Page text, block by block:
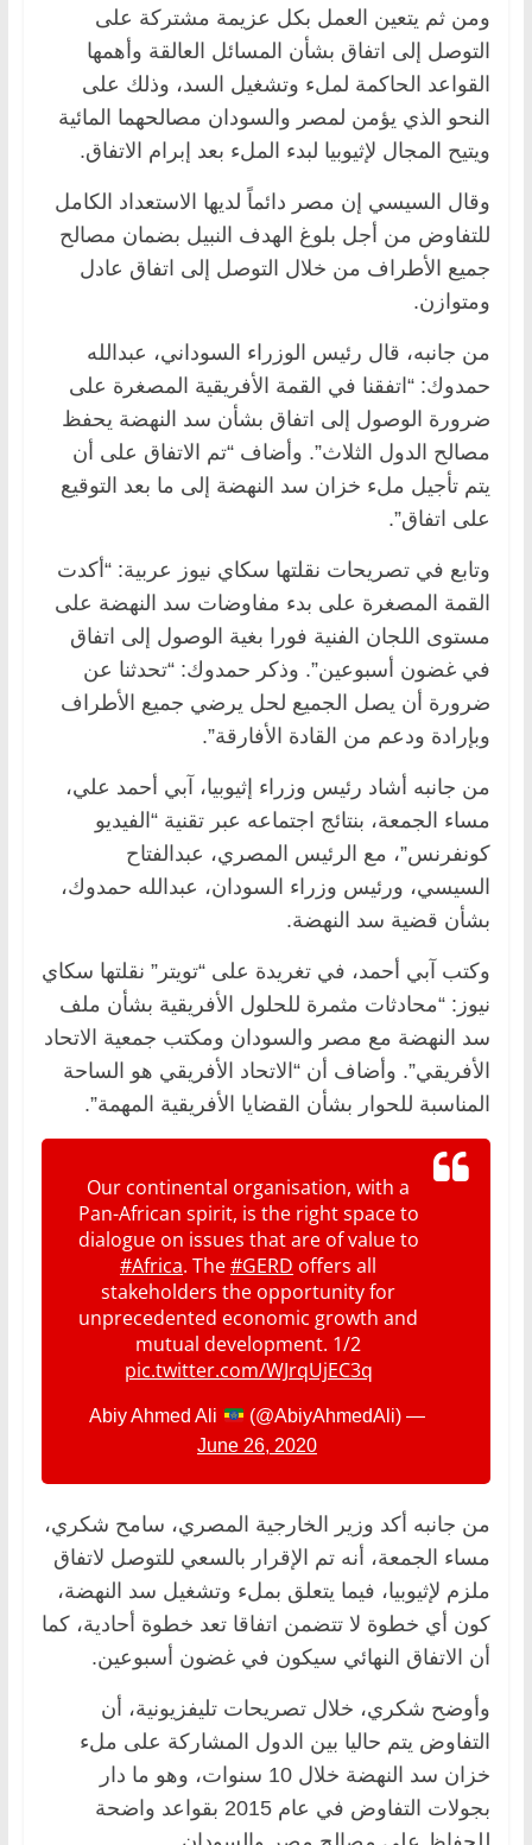
ومن ثم يتعين العمل بكل عزيمة مشتركة على
التوصل إلى اتفاق بشأن المسائل العالقة وأهمها
القواعد الحاكمة لملء وتشغيل السد، وذلك على
النحو الذي يؤمن لمصر والسودان مصالحهما المائية
ويتيح المجال لإثيوبيا لبدء الملء بعد إبرام الاتفاق.
وقال السيسي إن مصر دائماً لديها الاستعداد الكامل
للتفاوض من أجل بلوغ الهدف النبيل بضمان مصالح
جميع الأطراف من خلال التوصل إلى اتفاق عادل
ومتوازن.
من جانبه، قال رئيس الوزراء السوداني، عبدالله
حمدوك: “اتفقنا في القمة الأفريقية المصغرة على
ضرورة الوصول إلى اتفاق بشأن سد النهضة يحفظ
مصالح الدول الثلاث”. وأضاف “تم الاتفاق على أن
يتم تأجيل ملء خزان سد النهضة إلى ما بعد التوقيع
على اتفاق”.
وتابع في تصريحات نقلتها سكاي نيوز عربية: “أكدت
القمة المصغرة على بدء مفاوضات سد النهضة على
مستوى اللجان الفنية فورا بغية الوصول إلى اتفاق
في غضون أسبوعين”. وذكر حمدوك: “تحدثنا عن
ضرورة أن يصل الجميع لحل يرضي جميع الأطراف
وبإرادة ودعم من القادة الأفارقة”.
من جانبه أشاد رئيس وزراء إثيوبيا، آبي أحمد علي،
مساء الجمعة، بنتائج اجتماعه عبر تقنية “الفيديو
كونفرنس”، مع الرئيس المصري، عبدالفتاح
السيسي، ورئيس وزراء السودان، عبدالله حمدوك،
بشأن قضية سد النهضة.
وكتب آبي أحمد، في تغريدة على “تويتر” نقلتها سكاي
نيوز: “محادثات مثمرة للحلول الأفريقية بشأن ملف
سد النهضة مع مصر والسودان ومكتب جمعية الاتحاد
الأفريقي”. وأضاف أن “الاتحاد الأفريقي هو الساحة
المناسبة للحوار بشأن القضايا الأفريقية المهمة”.
Our continental organisation, with a
Pan-African spirit, is the right space to
dialogue on issues that are of value to
#Africa. The#GERD offers all
stakeholders the opportunity for
unprecedented economic growth and
mutual development. 1/2
pic.twitter.com/WJrqUjEC3q
— Abiy Ahmed Ali
(@AbiyAhmedAli)
June 26, 2020
من جانبه أكد وزير الخارجية المصري، سامح شكري،
مساء الجمعة، أنه تم الإقرار بالسعي للتوصل لاتفاق
ملزم لإثيوبيا، فيما يتعلق بملء وتشغيل سد النهضة،
كون أي خطوة لا تتضمن اتفاقا تعد خطوة أحادية، كما
أن الاتفاق النهائي سيكون في غضون أسبوعين.
وأوضح شكري، خلال تصريحات تليفزيونية، أن
التفاوض يتم حاليا بين الدول المشاركة على ملء
خزان سد النهضة خلال 10 سنوات، وهو ما دار
بجولات التفاوض في عام 2015 بقواعد واضحة